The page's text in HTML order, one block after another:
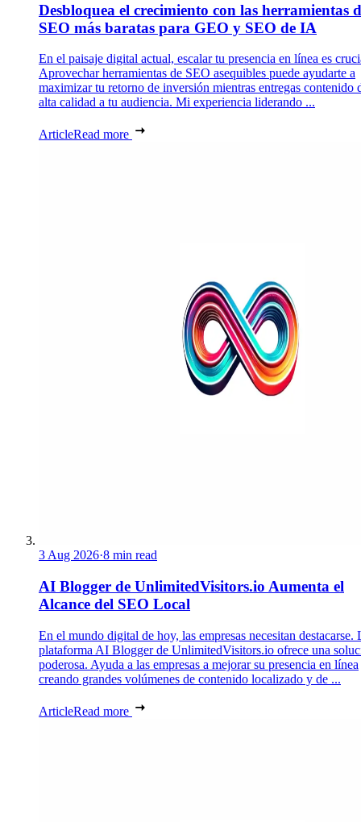
Desbloquea el crecimiento con las herramientas
SEO más baratas para GEO y SEO de IA
En el paisaje digital actual, escalar tu presencia en línea es
Aprovechar herramientas de SEO asequibles puede ayudarte a
maximizar tu retorno de inversión mientras entregas contenido
alta calidad a tu audiencia. Mi experiencia liderando ...
ArticleRead more
3 Aug 2026·8 min read
AI Blogger de UnlimitedVisitors.io Aumenta el
Alcance del SEO Local
En el mundo digital de hoy, las empresas necesitan destacarse.
plataforma AI Blogger de UnlimitedVisitors.io ofrece una
poderosa. Ayuda a las empresas a mejorar su presencia en línea
creando grandes volúmenes de contenido localizado y de ...
ArticleRead more